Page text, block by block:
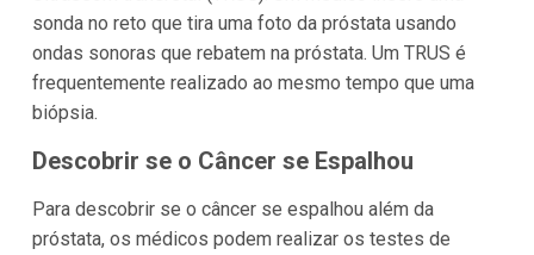
sonda no reto que tira uma foto da próstata usando
ondas sonoras que rebatem na próstata. Um TRUS é
frequentemente realizado ao mesmo tempo que uma
biópsia.
Descobrir se o Câncer se Espalhou
Para descobrir se o câncer se espalhou além da
próstata, os médicos podem realizar os testes de